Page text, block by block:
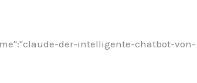
der-intelligente-chatbot-von-